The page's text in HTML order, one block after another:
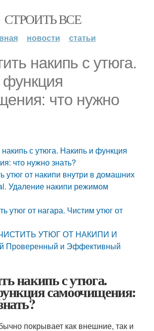
СТРОИТЬ ВСЕ
новости статьи
накипь с утюга.
что нужно
накипь с утюга. Накипь и функция
что нужно знать?
утюг от накипи внутри в домашних
Удаление накипи режимом
утюг от нагара. Чистим утюг от
УТЮГ ОТ НАКИПИ И
Проверенный и Эффективный
накипь с утюга.
самоочищения:
покрывает как внешние, так и